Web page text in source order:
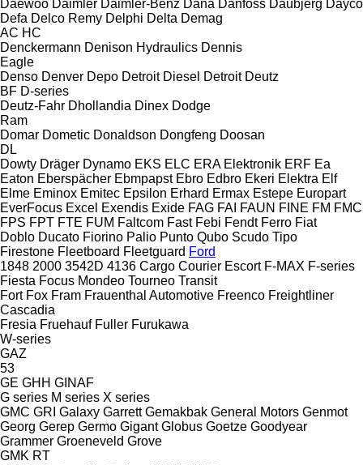
Daewoo Daimler Daimler-Benz Dana Danfoss Daubjerg Dayco
Defa Delco Remy Delphi Delta Demag
AC HC
Denckermann Denison Hydraulics Dennis
Eagle
Denso Denver Depo Detroit Diesel Detroit Deutz
BF D-series
Deutz-Fahr Dhollandia Dinex Dodge
Ram
Domar Dometic Donaldson Dongfeng Doosan
DL
Dowty Dräger Dynamo EKS ELC ERA Elektronik ERF Ea
Eaton Eberspächer Ebmpapst Ebro Edbro Ekeri Elektra Elf
Elme Eminox Emitec Epsilon Erhard Ermax Estepe Europart
EverFocus Excel Exendis Exide FAG FAI FAUN FINE FM FMC
FPS FPT FTE FUM Faltcom Fast Febi Fendt Ferro Fiat
Doblo Ducato Fiorino Palio Punto Qubo Scudo Tipo
Firestone Fleetboard Fleetguard Ford
1848 2000 3542D 4136 Cargo Courier Escort F-MAX F-series
Fiesta Focus Mondeo Tourneo Transit
Fort Fox Fram Frauenthal Automotive Freenco Freightliner
Cascadia
Fresia Fruehauf Fuller Furukawa
W-series
GAZ
53
GE GHH GINAF
G series M series X series
GMC GRI Galaxy Garrett Gemakbak General Motors Genmot
Georg Gerep Germo Gigant Globus Goetze Goodyear
Grammer Groeneveld Grove
GMK RT